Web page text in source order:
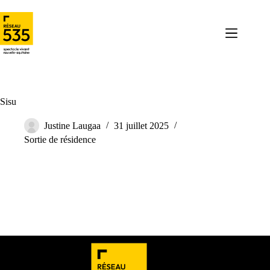
Sisu
Justine Laugaa
31 juillet 2025
Sortie de résidence